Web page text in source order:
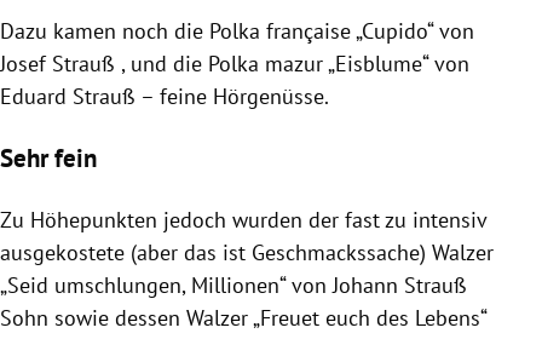
Dazu kamen noch die Polka française „Cupido“ von
Josef Strauß , und die Polka mazur „Eisblume“ von
Eduard Strauß – feine Hörgenüsse.
Sehr fein
Zu Höhepunkten jedoch wurden der fast zu intensiv
ausgekostete (aber das ist Geschmackssache) Walzer
„Seid umschlungen, Millionen“ vonJohann Strauß
Sohn sowie dessen Walzer „Freuet euch des Lebens“